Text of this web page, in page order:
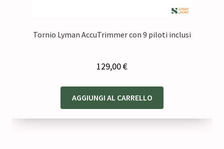
Tornio Lyman AccuTrimmer con 9 piloti inclusi
129,00€
AGGIUNGI AL CARRELLO